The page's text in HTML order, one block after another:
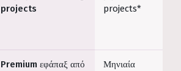
projects
projects*
Premium εφάπαξ από
Μηνιαία